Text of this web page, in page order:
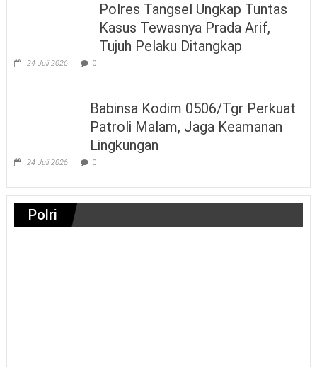
Polres Tangsel Ungkap Tuntas
Kasus Tewasnya Prada Arif,
Tujuh Pelaku Ditangkap
24 Juli 2026 0
Babinsa Kodim 0506/Tgr Perkuat
Patroli Malam, Jaga Keamanan
Lingkungan
24 Juli 2026 0
Polri